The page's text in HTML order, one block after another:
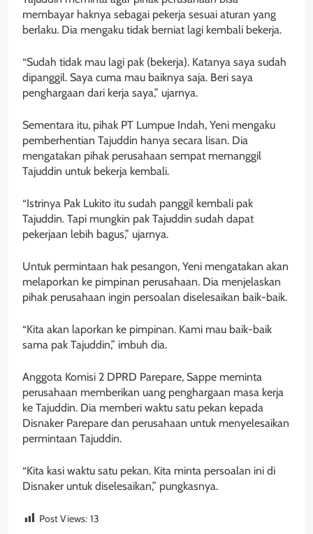
membayar haknya sebagai pekerja sesuai aturan yang
berlaku. Dia mengaku tidak berniat lagi kembali bekerja.
“Sudah tidak mau lagi pak (bekerja). Katanya saya sudah
dipanggil. Saya cuma mau baiknya saja. Beri saya
penghargaan dari kerja saya,” ujarnya.
Sementara itu, pihak PT Lumpue Indah, Yeni mengaku
pemberhentian Tajuddin hanya secara lisan. Dia
mengatakan pihak perusahaan sempat memanggil
Tajuddin untuk bekerja kembali.
“Istrinya Pak Lukito itu sudah panggil kembali pak
Tajuddin. Tapi mungkin pak Tajuddin sudah dapat
pekerjaan lebih bagus,” ujarnya.
Untuk permintaan hak pesangon, Yeni mengatakan akan
melaporkan ke pimpinan perusahaan. Dia menjelaskan
pihak perusahaan ingin persoalan diselesaikan baik-baik.
“Kita akan laporkan ke pimpinan. Kami mau baik-baik
sama pak Tajuddin,” imbuh dia.
Anggota Komisi 2 DPRD Parepare, Sappe meminta
perusahaan memberikan uang penghargaan masa kerja
ke Tajuddin. Dia memberi waktu satu pekan kepada
Disnaker Parepare dan perusahaan untuk menyelesaikan
permintaan Tajuddin.
“Kita kasi waktu satu pekan. Kita minta persoalan ini di
Disnaker untuk diselesaikan,” pungkasnya.
Post Views: 13